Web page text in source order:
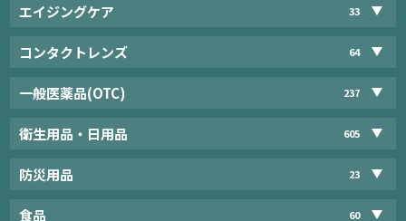
エイジングケア 33
コンタクトレンズ 64
一般医薬品(OTC) 237
衛生用品・日用品 605
防災用品 23
食品 60